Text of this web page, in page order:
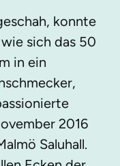
konnte
sich das 50
in ein
2016
Saluhall.